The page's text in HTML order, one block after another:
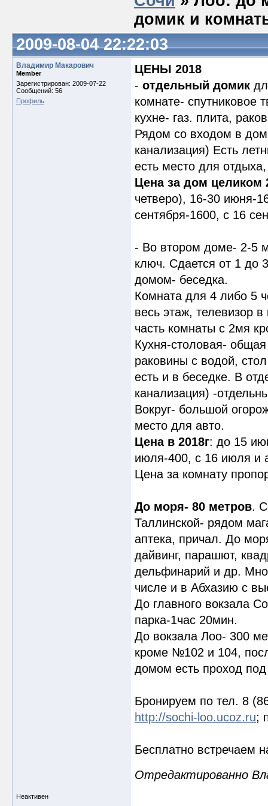
домик и
2009-08-04 22:22:03
Владимир Макарович
Member
Зарегистрирован: 2009-07-22
Сообщений: 56
Профиль
ЦЕНЫ 2018
- отдельный домик
комнате- спутниковое
кухне- газ. плита,
Рядом со входом в
канализация) Есть
есть место для
Цена за дом целиком
четверо), 16-30 июня-
сентября-1600, с 16
- Во втором доме- 2-5
ключ. Сдается от 1 до
домом- беседка.
Комната для 4 либо 5
весь этаж, телевизор
часть комнаты с 2мя
Кухня-столовая-
раковины с водой,
есть и в беседке. В
канализация) -
Вокруг- большой
место для авто.
Цена в 2018г: до 15
июля-400, с 16 июля и
Цена за комнату
До моря- 80 метров.
Таллинской- рядом
аптека, причал. До
дайвинг, парашют,
дельфинарий и др.
числе и в Абхазию с
До главного вокзала
парка-1час 20мин.
До вокзала Лоо- 300
кроме №102 и 104,
домом есть проход
Бронируем по тел. 8
http://sochi-loo.ucoz.ru;
Бесплатно встречаем
Отредактированно
Неактивен